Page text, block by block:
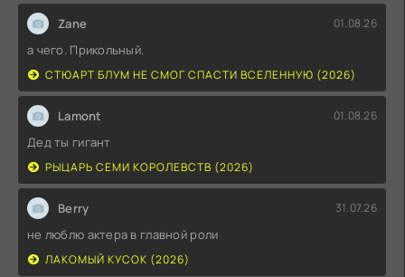
Zane 01.08.26
а чего. Прикольный.
СТЮАРТ БЛУМ НЕ СМОГ СПАСТИ ВСЕЛЕННУЮ (2026)
Lamont 01.08.26
Дед ты гигант
РЫЦАРЬ СЕМИ КОРОЛЕВСТВ (2026)
Berry 31.07.26
не люблю актера в главной роли
ЛАКОМЫЙ КУСОК (2026)